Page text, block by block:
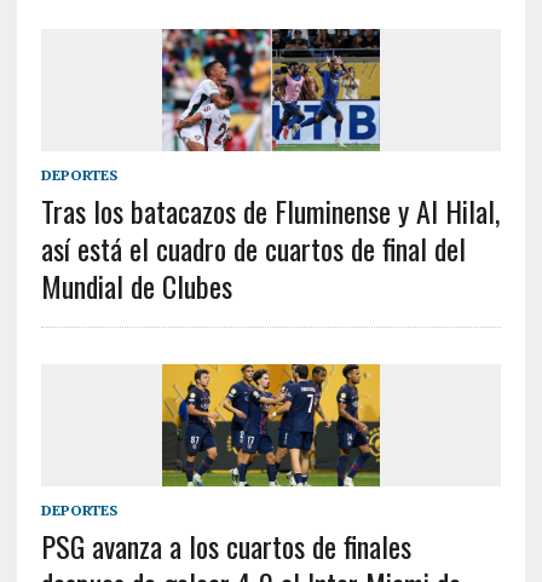
DEPORTES
Tras los batacazos de Fluminense y Al Hilal,
así está el cuadro de cuartos de final del
Mundial de Clubes
DEPORTES
PSG avanza a los cuartos de finales